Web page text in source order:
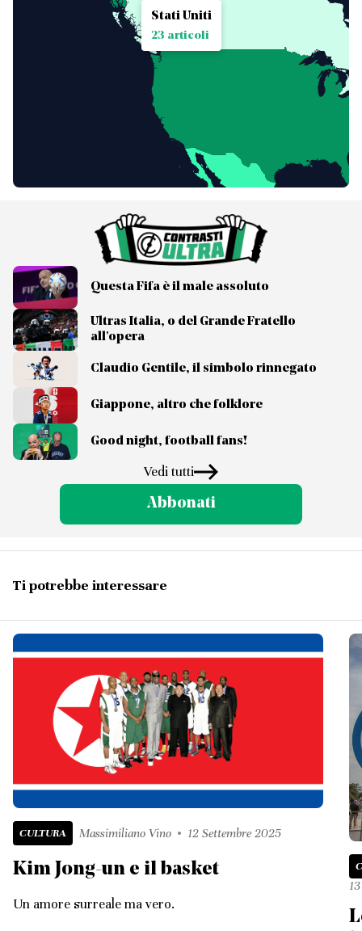
Stati Uniti
23 articoli
Questa Fifa è il male assoluto
Ultras Italia, o del Grande Fratello
all'opera
Claudio Gentile, il simbolo rinnegato
Giappone, altro che folklore
Good night, football fans!
Vedi tutti
Abbonati
Ti potrebbe interessare
CULTURA Massimiliano Vino 12 Settembre 2025
Kim Jong-un e il basket
Un amore surreale ma vero.